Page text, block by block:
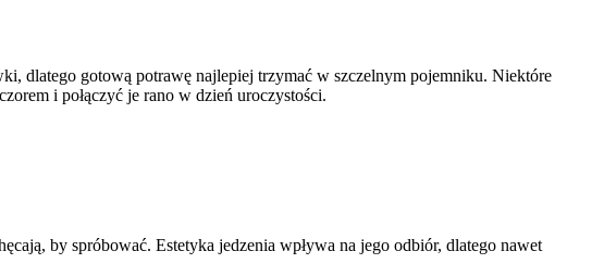
dlatego gotową potrawę najlepiej trzymać w szczelnym pojemniku. Niektóre
i połączyć je rano w dzień uroczystości.
by spróbować. Estetyka jedzenia wpływa na jego odbiór, dlatego nawet